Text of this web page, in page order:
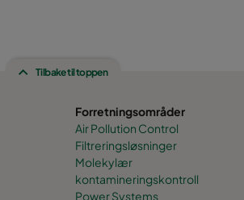
Tilbake til toppen
Forretningsområder
Air Pollution Control
Filtreringsløsninger
Molekylær
kontamineringskontroll
Power Systems